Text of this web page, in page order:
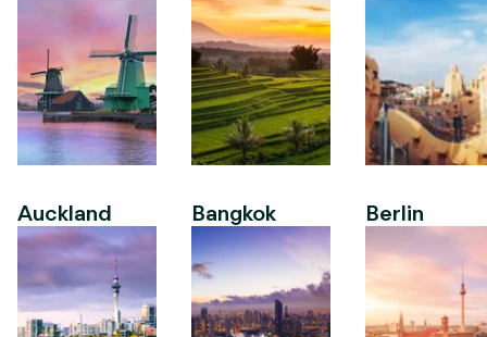
Auckland Bangkok Berlin